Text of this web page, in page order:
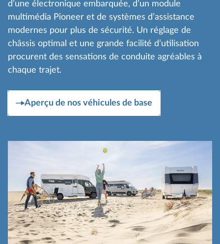
d’une électronique embarquée, d’un module
multimédia Pioneer et de systèmes d’assistance
modernes pour plus de sécurité. Un réglage de
châssis optimal et une grande facilité d’utilisation
procurent des sensations de conduite agréables à
chaque trajet.
Aperçu de nos véhicules de base